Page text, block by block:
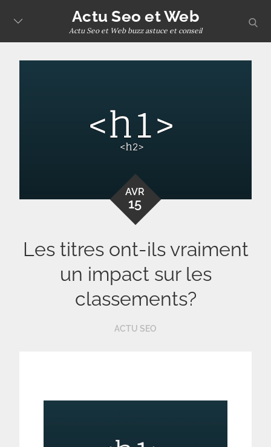
content
Actu Seo et Web
Actu Seo et Web buzz astuce et conseil
AVR
15
Les titres ont-ils vraiment
un impact sur les
classements?
ACTU SEO